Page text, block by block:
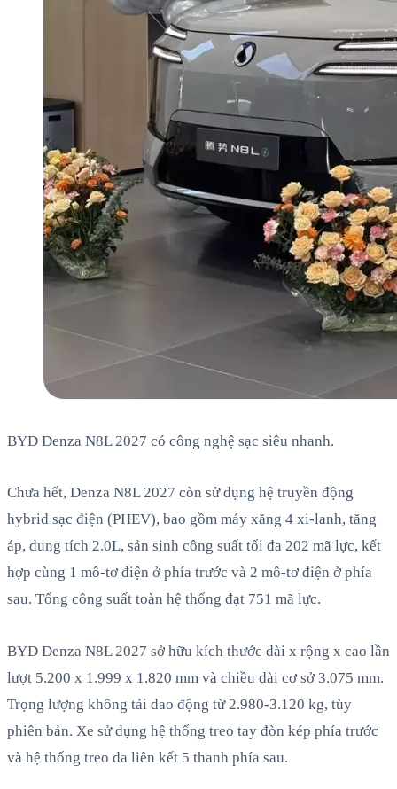
BYD Denza N8L 2027 có công nghệ sạc siêu nhanh.
Chưa hết, Denza N8L 2027 còn sử dụng hệ truyền động
hybrid sạc điện (PHEV), bao gồm máy xăng 4 xi-lanh, tăng
áp, dung tích 2.0L, sản sinh công suất tối đa 202 mã lực, kết
hợp cùng 1 mô-tơ điện ở phía trước và 2 mô-tơ điện ở phía
sau. Tổng công suất toàn hệ thống đạt 751 mã lực.
BYD Denza N8L 2027 sở hữu kích thước dài x rộng x cao lần
lượt 5.200 x 1.999 x 1.820 mm và chiều dài cơ sở 3.075 mm.
Trọng lượng không tải dao động từ 2.980-3.120 kg, tùy
phiên bản. Xe sử dụng hệ thống treo tay đòn kép phía trước
và hệ thống treo đa liên kết 5 thanh phía sau.